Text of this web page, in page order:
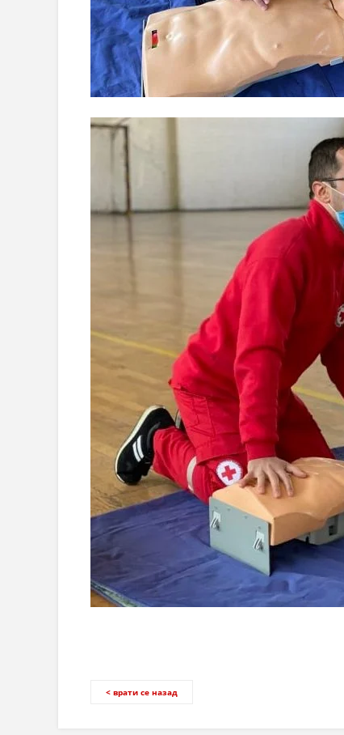
< врати се назад